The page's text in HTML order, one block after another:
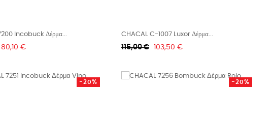
Incobuck Δέρμα...
Τιμή
80,10 €
CHACAL C-1007 Luxor Δέρμα...
Κανονική
115,00 € Τιμή
103,50 €
-20% -20%